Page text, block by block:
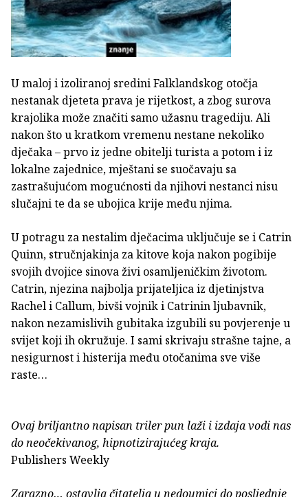
U maloj i izoliranoj sredini Falklandskog otočja
nestanak djeteta prava je rijetkost, a zbog surova
krajolika može značiti samo užasnu tragediju. Ali
nakon što u kratkom vremenu nestane nekoliko
dječaka – prvo iz jedne obitelji turista a potom i iz
lokalne zajednice, mještani se suočavaju sa
zastrašujućom mogućnosti da njihovi nestanci nisu
slučajni te da se ubojica krije među njima.
U potragu za nestalim dječacima uključuje se i Catrin
Quinn, stručnjakinja za kitove koja nakon pogibije
svojih dvojice sinova živi osamljeničkim životom.
Catrin, njezina najbolja prijateljica iz djetinjstva
Rachel i Callum, bivši vojnik i Catrinin ljubavnik,
nakon nezamislivih gubitaka izgubili su povjerenje u
svijet koji ih okružuje. I sami skrivaju strašne tajne, a
nesigurnost i histerija među otočanima sve više
raste…
Ovaj briljantno napisan triler pun laži i izdaja vodi nas
do neočekivanog, hipnotizirajućeg kraja.
Publishers Weekly
Zarazno… ostavlja čitatelja u nedoumici do posljednje